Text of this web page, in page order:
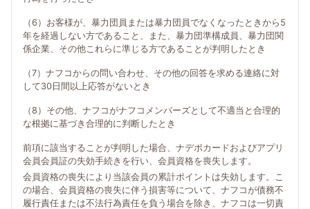
（6）お客様が、暴力団員または暴力団員でなくなったときから5
年を経過しない方であること、また、暴力団準構成員、暴力団関
係企業、その他これらに準じる方であることが判明したとき
（7）ナフコからの問い合わせ、その他の回答を求める連絡に対
して30日間以上応答がないとき
（8）その他、ナフコがナフコメンバーズとして不適当と合理的
な根拠に基づき合理的に判断したとき
前項に該当することが判明した場合、ナデポカードおよびアプリ
会員会員証の失効手続きを行い、会員資格を喪失します。
会員資格の喪失により当該会員の累計ポイントは失効します。こ
の場合、会員資格の喪失に伴う損害等について、ナフコが債務不
履行責任または不法行為責任を負う場合を除き、ナフコは一切責